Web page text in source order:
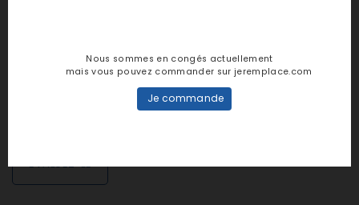
Notes et avis clients
personne n'a encore posté d'avis
EVALUEZ-LE
Nous sommes en congés actuellement
mais vous pouvez commander sur jeremplace.com
Je commande